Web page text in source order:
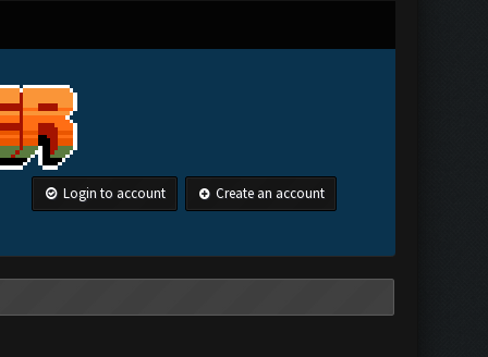
Login to account Create an account